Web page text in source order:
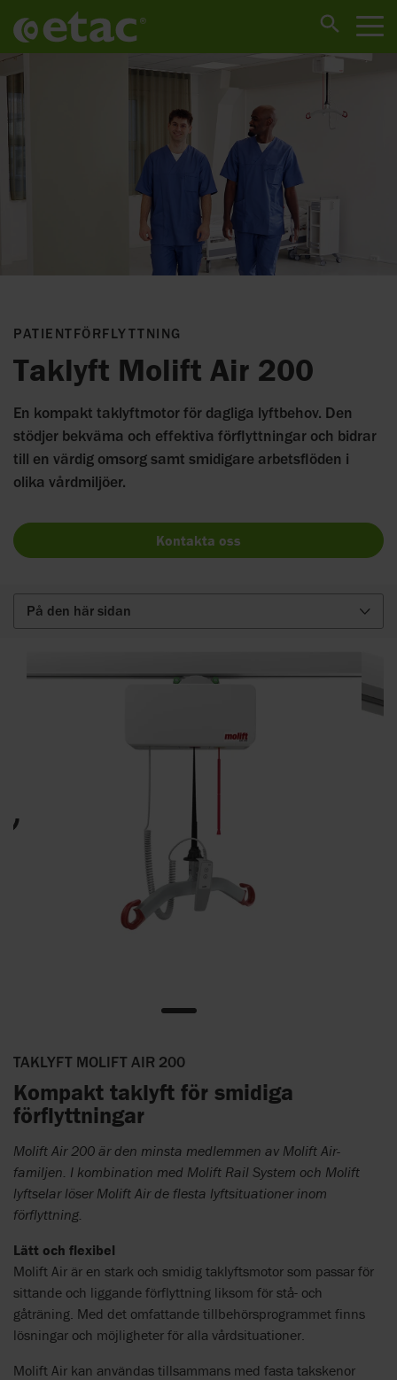
PATIENTFÖRFLYTTNING
Taklyft Molift Air 200
En kompakt taklyftmotor för dagliga lyftbehov. Den
stödjer bekväma och effektiva förflyttningar och bidrar
till en värdig omsorg samt smidigare arbetsflöden i
olika vårdmiljöer.
Kontakta oss
På den här sidan
TAKLYFT MOLIFT AIR 200
Kompakt taklyft för smidiga
förflyttningar
Molift Air 200 är den minsta medlemmen av Molift Air-
familjen. I kombination med Molift Rail System och Molift
lyftselar löser Molift Air de flesta lyftsituationer inom
förflyttning.
Lätt och flexibel
Molift Air är en stark och smidig taklyftsmotor som passar för
sittande och liggande förflyttning liksom för stå- och
gåträning. Med det omfattande tillbehörsprogrammet finns
lösningar och möjligheter för alla vårdsituationer.
Molift Air kan användas tillsammans med fasta takskenor